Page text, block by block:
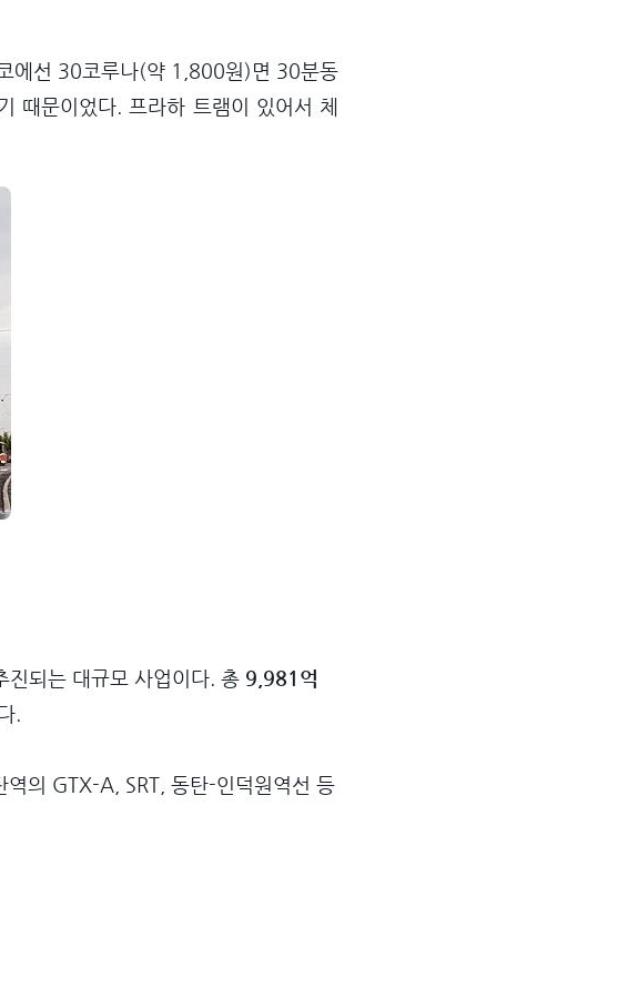
에선 30코루나(약 1,800원)면 30분동
때문이었다. 프라하 트램이 있어서 체
진되는 대규모 사업이다. 총 9,981억
.
역의 GTX-A, SRT, 동탄-인덕원역선 등